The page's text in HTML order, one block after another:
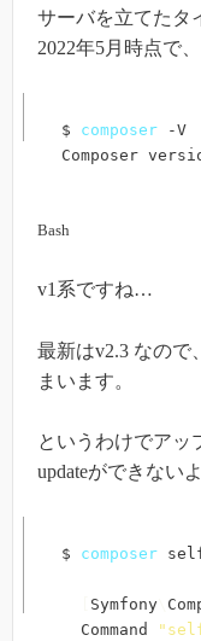
サーバを立てたタ
2022年5月時点で
$ composer -V
Composer
Bash
v1系ですね…
最新はv2.3 なので
まいます。
というわけでアッ
updateができない
$ composer
Symfony
  Command